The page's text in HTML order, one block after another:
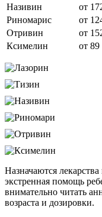
Називин
от
Риномарис
от
Отривин
от
Ксимелин
от 89
Назначаются
экстренная помощь
внимательно читать
возраста и дозировки.